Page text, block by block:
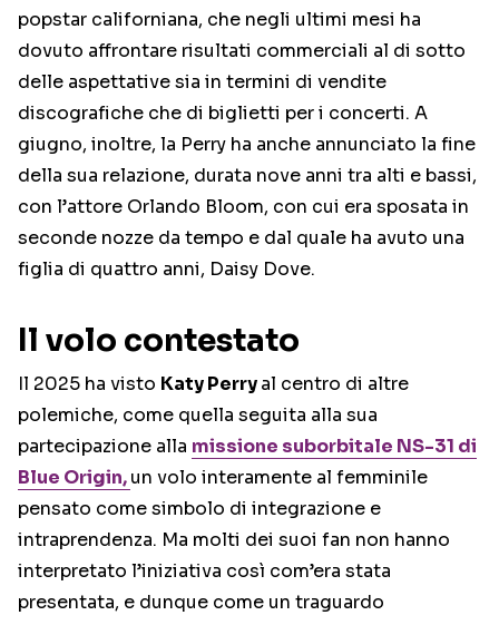
popstar californiana, che negli ultimi mesi ha
dovuto affrontare risultati commerciali al di sotto
delle aspettative sia in termini di vendite
discografiche che di biglietti per i concerti. A
giugno, inoltre, la Perry ha anche annunciato la fine
della sua relazione, durata nove anni tra alti e bassi,
con l’attore Orlando Bloom, con cui era sposata in
seconde nozze da tempo e dal quale ha avuto una
figlia di quattro anni, Daisy Dove.
Il volo contestato
Il 2025 ha visto Katy Perryal centro di altre
polemiche, come quella seguita alla sua
partecipazione alla missione suborbitale NS-31 di
Blue Origin,un volo interamente al femminile
pensato come simbolo di integrazione e
intraprendenza. Ma molti dei suoi fan non hanno
interpretato l’iniziativa così com’era stata
presentata, e dunque come un traguardo